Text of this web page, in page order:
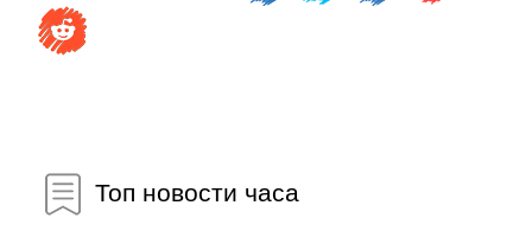
Топ новости часа